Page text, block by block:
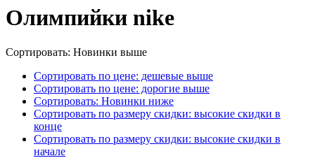
Олимпийки nike
Сортировать: Новинки выше
Сортировать по цене: дешевые выше
Сортировать по цене: дорогие выше
Сортировать: Новинки ниже
Сортировать по размеру скидки: высокие скидки в
конце
Сортировать по размеру скидки: высокие скидки в
начале